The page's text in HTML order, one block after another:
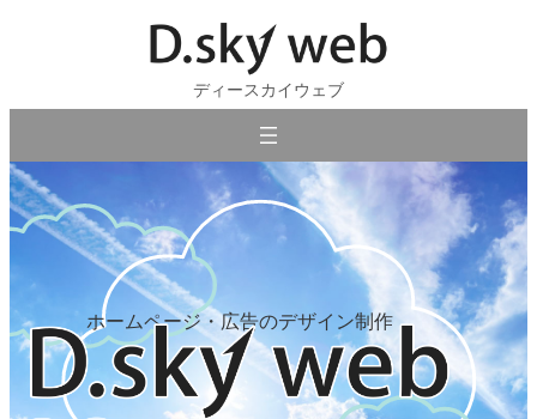
ディースカイウェブ
Category
印刷物
Fit&Pro. Logo WSN
ホームページ・広告のデザイン制作